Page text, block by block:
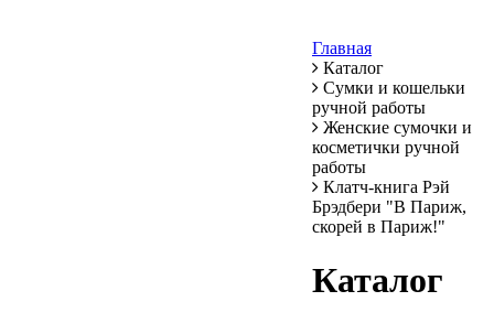
Главная
Каталог
Сумки и кошельки
ручной работы
Женские сумочки и
косметички ручной
работы
Клатч-книга Рэй
Брэдбери "В Париж,
скорей в Париж!"
Каталог